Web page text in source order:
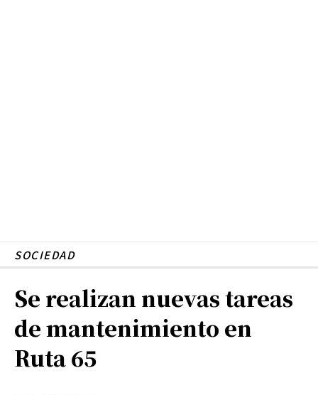
SOCIEDAD
Se realizan nuevas tareas
de mantenimiento en
Ruta 65